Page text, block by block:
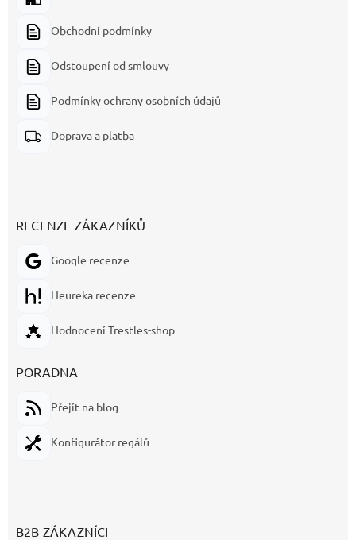
Obchodní podmínky
Odstoupení od smlouvy
Podmínky ochrany osobních údajů
Doprava a platba
RECENZE ZÁKAZNÍKŮ
Google recenze
Heureka recenze
Hodnocení Trestles-shop
PORADNA
Přejít na blog
Konfigurátor regálů
B2B ZÁKAZNÍCI